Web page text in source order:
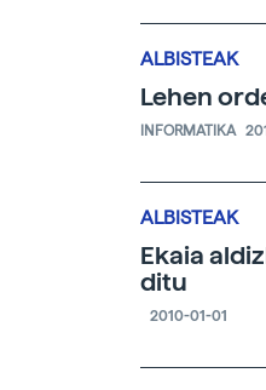
ALBISTEAK
Lehen
INFORMATIKA
ALBISTEAK
Ekaia
ditu
2010-01-01